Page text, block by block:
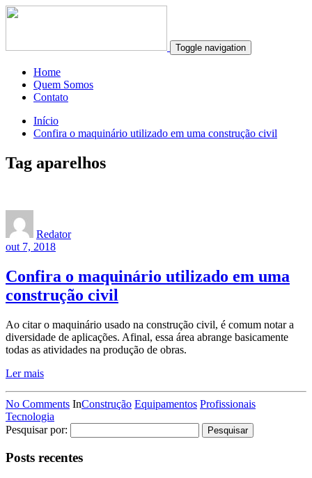
Toggle navigation
Home
Quem Somos
Contato
Início
Confira o maquinário utilizado em uma construção civil
Tag aparelhos
Redator
out 7, 2018
Confira o maquinário utilizado em uma
construção civil
Ao citar o maquinário usado na construção civil, é comum notar a
diversidade de aplicações. Afinal, essa área abrange basicamente
todas as atividades na produção de obras.
Ler mais
No Comments InConstrução Equipamentos Profissionais
Tecnologia
Pesquisar por:
Posts recentes